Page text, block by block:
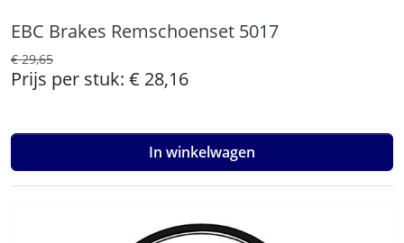
EBC Brakes Remschoenset 5017
€ 29,65
Prijs per stuk: € 28,16
In winkelwagen